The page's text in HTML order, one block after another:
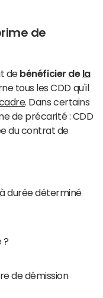
de
de bénéficier de la
tous les CDD qu'il
. Dans certains
de précarité : CDD
du contrat de
durée déterminé
?
de démission